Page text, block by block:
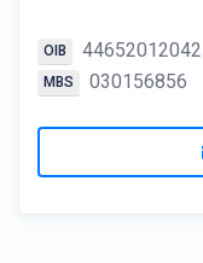
OIB 44652012042
MBS 030156856